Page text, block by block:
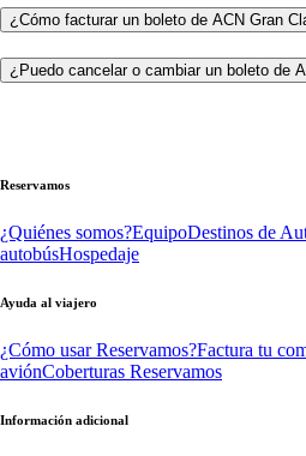
¿Cómo facturar un boleto de ACN Gran
¿Puedo cancelar o cambiar un boleto de
Reservamos
¿Quiénes somos?EquipoDestinos de
autobúsHospedaje
Ayuda al viajero
¿Cómo usar Reservamos?Factura tu
aviónCoberturas Reservamos
Información adicional